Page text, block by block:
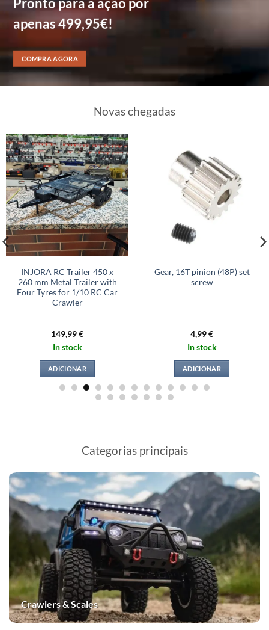
Pronto para a ação por
apenas 499,95€!
COMPRA AGORA
Novas chegadas
INJORA RC Trailer 450 x
260 mm Metal Trailer with
Four Tyres for 1/10 RC Car
Crawler
149,99€
In stock
ADICIONAR
Gear, 16T pinion (48P) set
screw
4,99€
In stock
ADICIONAR
Categorias principais
Crawlers & Scales